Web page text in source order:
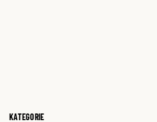
KATEGORIE